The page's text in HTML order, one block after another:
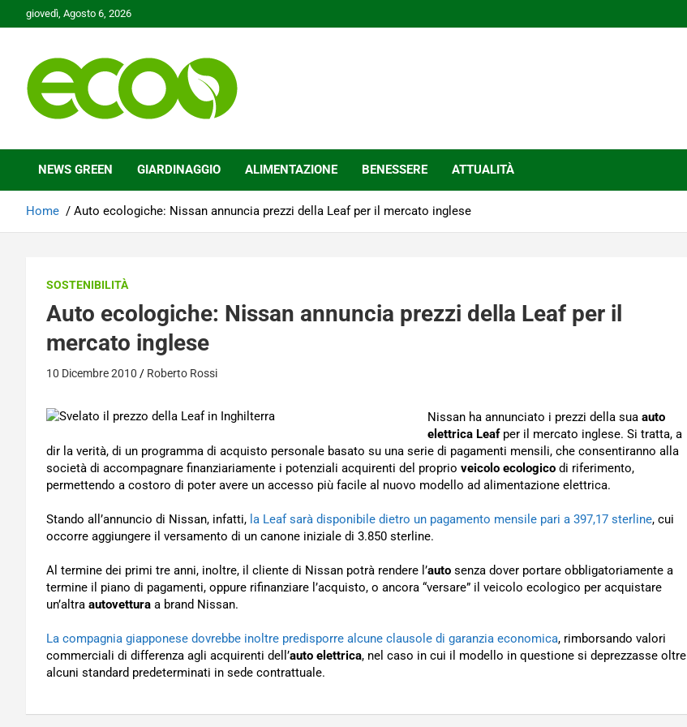
to
giovedì, Agosto 6, 2026
Ecoo.it
NEWS GREEN GIARDINAGGIO ALIMENTAZIONE BENESSERE ATTUALITÀ
Home Auto ecologiche: Nissan annuncia prezzi della Leaf per il mercato inglese
SOSTENIBILITÀ
Auto ecologiche: Nissan annuncia prezzi della Leaf per il
mercato inglese
10 Dicembre 2010 Roberto Rossi
Nissan ha annunciato i prezzi della sua auto
elettrica Leafper il mercato inglese. Si tratta, a
dir la verità, di un programma di acquisto personale basato su una serie di pagamenti mensili, che consentiranno alla
società di accompagnare finanziariamente i potenziali acquirenti del proprio veicolo ecologico di riferimento,
permettendo a costoro di poter avere un accesso più facile al nuovo modello ad alimentazione elettrica.
Stando all’annuncio di Nissan, infatti, la Leaf sarà disponibile dietro un pagamento mensile pari a 397,17 sterline, cui
occorre aggiungere il versamento di un canone iniziale di 3.850 sterline.
Al termine dei primi tre anni, inoltre, il cliente di Nissan potrà rendere l’auto senza dover portare obbligatoriamente a
termine il piano di pagamenti, oppure rifinanziare l’acquisto, o ancora “versare” il veicolo ecologico per acquistare
un’altra autovettura a brand Nissan.
La compagnia giapponese dovrebbe inoltre predisporre alcune clausole di garanzia economica, rimborsando valori
commerciali di differenza agli acquirenti dell’auto elettrica, nel caso in cui il modello in questione si deprezzasse oltre
alcuni standard predeterminati in sede contrattuale.